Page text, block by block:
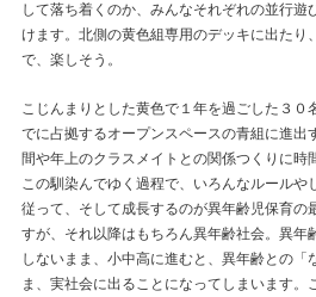
して落ち着くのか、みんなそれぞれの並行遊
けます。北側の黄色組専用のデッキに出たり
で、楽しそう。
こじんまりとした黄色で１年を過ごした３０
でに占拠するオープンスペースの青組に進出
間や年上のクラスメイトとの関係つくりに時
この馴染んでゆく過程で、いろんなルールや
従って、そして成長するのが異年齢児保育の
すが、それ以降はもちろん異年齢社会。異年
しないまま、小中高に進むと、異年齢との「
ま、実社会に出ることになってしまいます。